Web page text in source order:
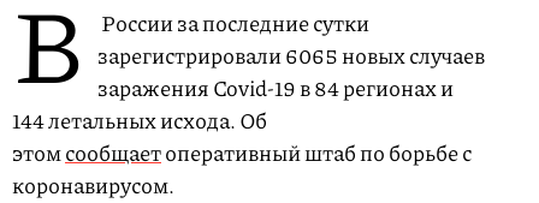
В
России за последние сутки
зарегистрировали 6065 новых случаев
заражения Covid-19 в 84 регионах и
144 летальных исхода. Об
этомсообщаетоперативный штаб по борьбе с
коронавирусом.